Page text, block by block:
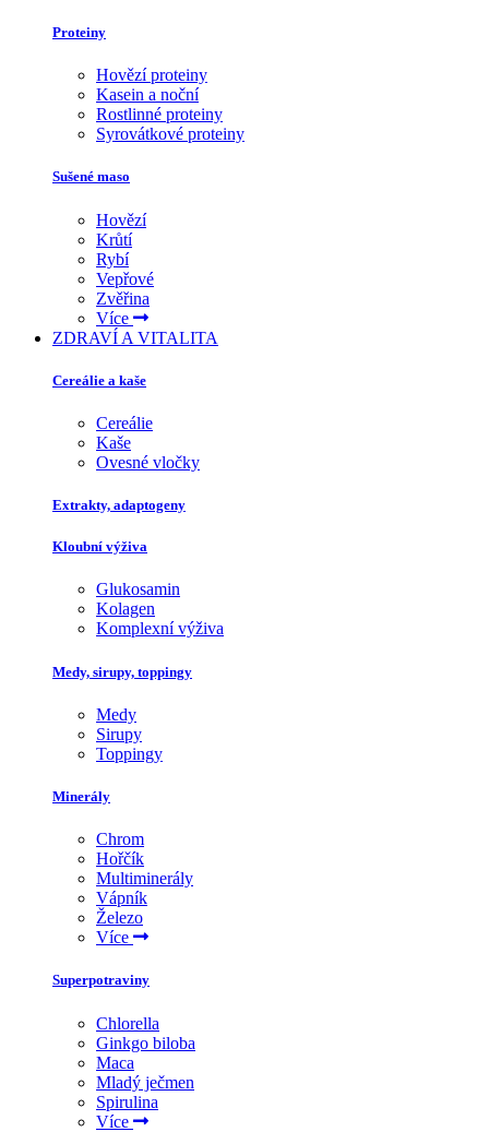
Proteiny
Hovězí proteiny
Kasein a noční
Rostlinné proteiny
Syrovátkové proteiny
Sušené maso
Hovězí
Krůtí
Rybí
Vepřové
Zvěřina
Více
ZDRAVÍ A VITALITA
Cereálie a kaše
Cereálie
Kaše
Ovesné vločky
Extrakty, adaptogeny
Kloubní výživa
Glukosamin
Kolagen
Komplexní výživa
Medy, sirupy, toppingy
Medy
Sirupy
Toppingy
Minerály
Chrom
Hořčík
Multiminerály
Vápník
Železo
Více
Superpotraviny
Chlorella
Ginkgo biloba
Maca
Mladý ječmen
Spirulina
Více